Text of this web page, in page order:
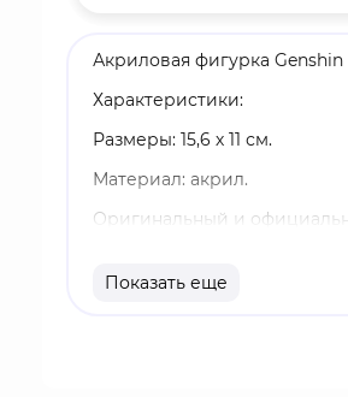
Акриловая фигурка
Характеристики:
Размеры: 15,6 х 11 см.
Материал: акрил.
Оригинальный и
Навия - легендарный
Показать еще